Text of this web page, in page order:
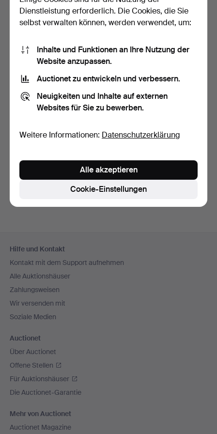
blau 'LOD', 1980-…
Wandleuchte, messin…
4 Tage
Sie können auch in
Beendete Auktionen aus unserem
Navigation
Hilfe und Kontakt
Kontakt mit dem Support aufnehmen
Alle Auktionshäuser
Zahlungsweisen
Wir versenden mit
Soziale Medien
Auctionet
Über Auctionet
Offene Stellen
Für Auktionshäuser
Die Auctionet-Garantie
Mehr von Auctionet
Auctionet Magazine
Dienstleistung erforderlich. Die Cookies, die Sie
selbst verwalten können, werden verwendet, um:
Inhalte und Funktionen an Ihre Nutzung der
Website anzupassen.
Auctionet zu entwickeln und verbessern.
Neuigkeiten und Inhalte auf externen
Websites für Sie zu bewerben.
Weitere Informationen: Datenschutzerklärung
Cookie-Einstellungen
Alle akzeptieren